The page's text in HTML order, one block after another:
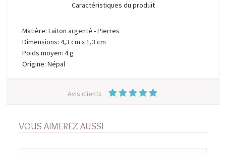
Caractéristiques du produit
Matière: Laiton argenté - Pierres
Dimensions: 4,3 cm x 1,3 cm
Poids moyen: 4 g
Origine: Népal
Avis clients
VOUS AIMEREZ AUSSI